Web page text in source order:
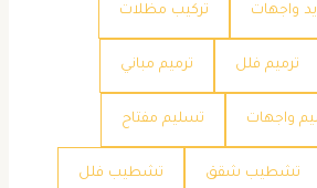
واجهات تركيب مظلات
ترميم فلل ترميم مباني
واجهات تسليم مفتاح
تشطيب شقق تشطيب فلل